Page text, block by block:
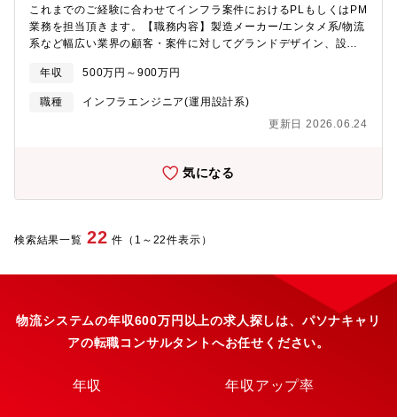
べてを解決する統合サービスです。運用監視業務の品質向上とコ
スト削減を同時実現いまやアプリケーションパフォーマンス管理
の世界的リーダーとなっています。【同社の魅力】■業界最大規
開発事業を行っている会社で日本最大規模の企業です。(特派の会
るほか、企画や自社パッケージ開発、複数業界の案件(医療系、製
造系、機電系など..)も行っており、個人の経験・希望に合わせた
います。大まかな内訳：SES案件7割、受託案件3割程度■教育・
を持っているほか、企画や自社パッケージ開発、複数業界の案件
(医療系、製造系、機電系など..)も行っており、個人の経験・希望
に合わせたキャリアアップ、キャリアチェンジが可能。■案件数：
グループで2万人のエンジニアが働いており、全員が働けるだけの
度■教育・研修：同社の研修制度にて、全社員が高度人材育成へ向
これまでのご経験に合わせてインフラ案件におけるPLもしくはPM
業務を担当頂きます。【職務内容】製造メーカー/エンタメ系/物流
系など幅広い業界の顧客・案件に対してグランドデザイン、設
トを担当いただきます。■顧客折衝や要件定義などの上流工程■プ
ロジェクト全体の管理■設計、構築業務※自社サービスや受託開発
など様々な案件がございます。【具体的な職務内容】■各顧客のイ
ンフラ領域における提案 - 要件定義 - 設計 - 構築業務及びプロジ
ウドなどのインフラの提案・要件定義・設計・構築プロジェクト
アに併せて配属します【プロジェクト一例】■大規模ネットワーク
のシステム提案・設計・構築■クラウドサービス向けサーバ運用監
業・畜産業における管理システムのクラウド化■社内ポータル移行
https://solutions.ostechnology.co.jp/index.html?
w_id=homeproduct■自社案件についても複数ございますため、ご
経験ご志向性によってアサイン致します。※時期・ご状況によっ
ライアントにて現場の業務効率化が急務になっておりDX推進やロ
年収 500万円～900万円
職種
インフラエンジニア(運用設計系)
更新日 2026.06.24
気になる
検索結果一覧 22 件（1～22件表示）
物流システムの年収600万円以上の求人探しは、パソナキャリ
アの転職コンサルタントへお任せください。
年収 年収アップ率